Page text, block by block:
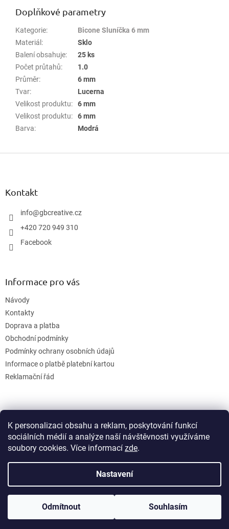
K personalizaci obsahu a reklam, poskytování funkcí
sociálních médií a analýze naší návštěvnosti využíváme
soubory cookies. Více informací zde.
Nastavení
Odmítnout Souhlasím
Doplňkové parametry
Kategorie:
Bicone Sluníčka 6 mm
Materiál :
Sklo
Balení obsahuje:
25 ks
Počet průtahů:
1.0
Průměr:
6 mm
Tvar:
Lucerna
Velikost produktu:
6 mm
Velikost produktu:
6 mm
Barva: Modrá
Z
Kontakt
info@gbcreative.cz
+420 720 949 310
Facebook
Informace pro vás
Návody
Kontakty
Doprava a platba
Obchodní podmínky
Podmínky ochrany osobních údajů
Informace o platbě platební kartou
Reklamační řád
. Všechna práva vyhrazena.